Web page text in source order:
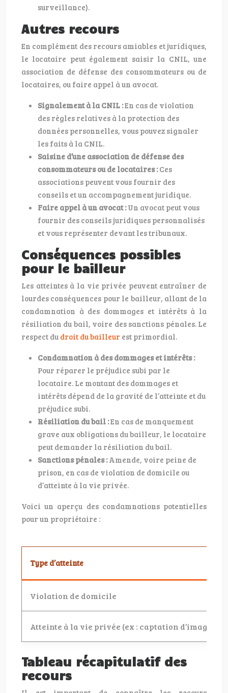
surveillance).
Autres recours
En complément des recours amiables et juridiques,
le locataire peut également saisir la CNIL, une
association de défense des consommateurs ou de
locataires, ou faire appel à un avocat.
Signalement à la CNIL :En cas de violation
des règles relatives à la protection des
données personnelles, vous pouvez signaler
les faits à la CNIL.
Saisine d’une association de défense des
consommateurs ou de locataires :Ces
associations peuvent vous fournir des
conseils et un accompagnement juridique.
Faire appel à un avocat :Un avocat peut vous
fournir des conseils juridiques personnalisés
et vous représenter devant les tribunaux.
Conséquences possibles
pour le bailleur
Les atteintes à la vie privée peuvent entraîner de
lourdes conséquences pour le bailleur, allant de la
condamnation à des dommages et intérêts à la
résiliation du bail, voire des sanctions pénales. Le
respect du droit du bailleur est primordial.
Condamnation à des dommages et intérêts :
Pour réparer le préjudice subi par le
locataire. Le montant des dommages et
intérêts dépend de la gravité de l’atteinte et du
préjudice subi.
Résiliation du bail :En cas de manquement
grave aux obligations du bailleur, le locataire
peut demander la résiliation du bail.
Sanctions pénales :Amende, voire peine de
prison, en cas de violation de domicile ou
d’atteinte à la vie privée.
Voici un aperçu des condamnations potentielles
pour un propriétaire :
Type d’atteinte
Violation de domicile
Atteinte à la vie privée (ex : captation d’images)
Tableau récapitulatif des
recours